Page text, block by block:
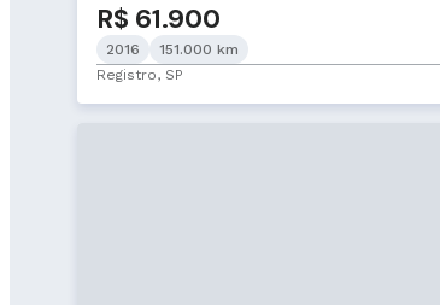
R$ 61.900
2016
151.000 km
Registro, SP